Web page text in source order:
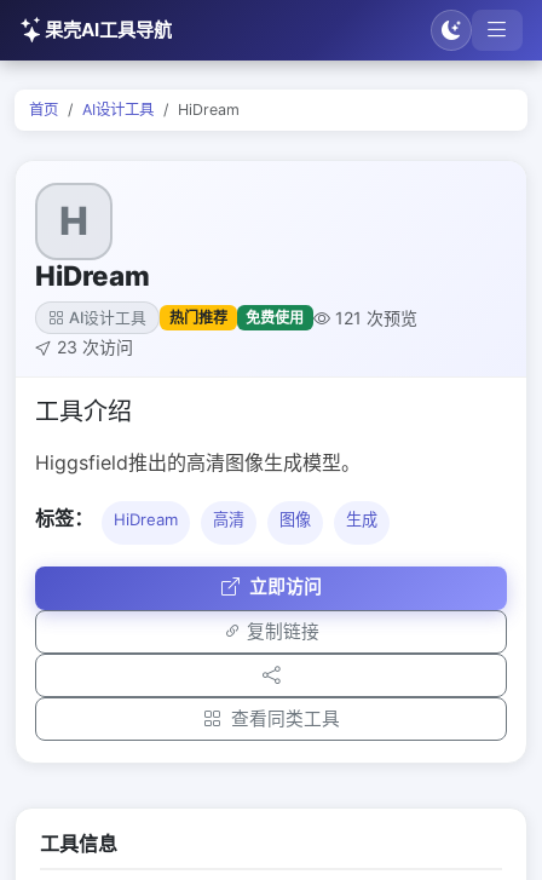
果壳AI工具导航
首页 AI设计工具 HiDream
H
HiDream
AI设计工具 热门推荐 免费使用
121 次预览
23 次访问
工具介绍
Higgsfield推出的高清图像生成模型。
标签： HiDream 高清 图像 生成
立即访问
复制链接
查看同类工具
工具信息